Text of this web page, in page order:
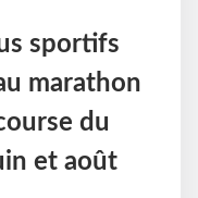
sportifs
marathon
du
et août